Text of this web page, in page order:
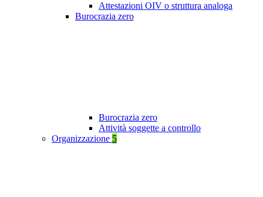
Attestazioni OIV o struttura analoga
Burocrazia zero
Burocrazia zero
Attività soggette a controllo
Organizzazione 5